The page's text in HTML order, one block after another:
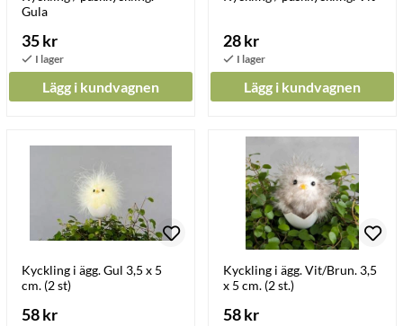
Gula
35 kr
Lägg i kundvagnen
28 kr
Lägg i kundvagnen
Kyckling i ägg. Gul 3,5 x 5
cm. (2 st)
58 kr
Kyckling i ägg. Vit/Brun. 3,5
x 5 cm. (2 st.)
58 kr